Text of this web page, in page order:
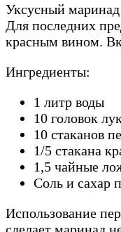
Уксусный маринад
Для последних
красным вином.
Ингредиенты:
1 литр воды
10 головок
10 стаканов
1/5 стакана
1,5 чайные
Соль и сахар
Использование